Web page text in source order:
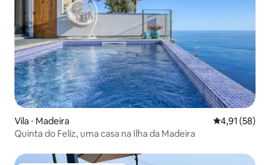
Vila ⋅ Madeira 4,91 de uma
4,91 (58)
Quinta do Feliz, uma casa na Ilha da Madeira